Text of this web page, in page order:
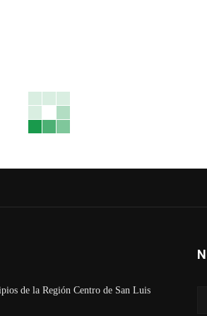
de la Región Centro de San Luis